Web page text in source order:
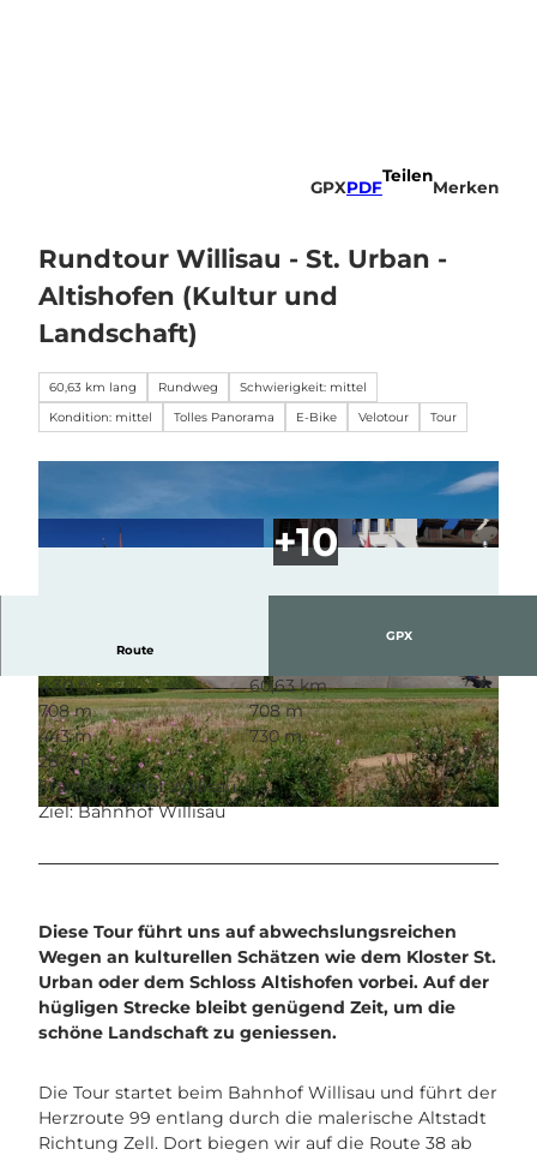
GPXPDF
Teilen
Merken
Rundtour Willisau - St. Urban -
Altishofen (Kultur und
Landschaft)
60,63 km lang Rundweg
Schwierigkeit: mittel
Kondition: mittel
Tolles Panorama E-Bike Velotour Tour
© Willisau Tourismus, Willisau Tourismus
© Willisau Tourismus, Willisau Tourismus |
CC-BY
© Willisau Tourismus, Willisau Tourismus
Route
GPX
4:30 h
60,63 km
708 m
708 m
443 m
730 m
287 m
Start: Bahnhof Willisau
Ziel: Bahnhof Willisau
Diese Tour führt uns auf abwechslungsreichen
Wegen an kulturellen Schätzen wie dem Kloster St.
Urban oder dem Schloss Altishofen vorbei. Auf der
hügligen Strecke bleibt genügend Zeit, um die
schöne Landschaft zu geniessen.
Die Tour startet beim Bahnhof Willisau und führt der
Herzroute 99 entlang durch die malerische Altstadt
Richtung Zell. Dort biegen wir auf die Route 38 ab